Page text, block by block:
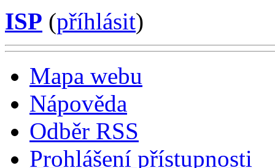
ISP (příhlásit)
Mapa webu
Nápověda
Odběr RSS
Prohlášení přístupnosti